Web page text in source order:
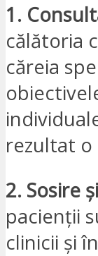
1.
călătoria
căreia
rezultat o
2. Sosire
pacienții
clinicii și